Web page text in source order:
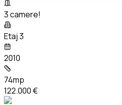
3 camere!
Etaj 3
2010
74mp
122.000 €